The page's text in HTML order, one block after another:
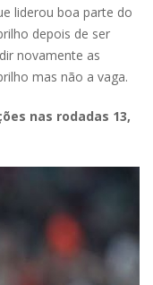
liderou boa parte do
depois de ser
novamente as
mas não a vaga.
nas rodadas 13,